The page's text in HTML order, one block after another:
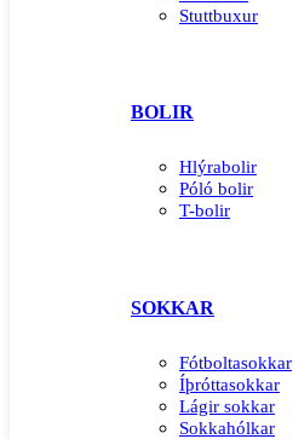
Stuttbuxur
BOLIR
Hlýrabolir
Póló bolir
T-bolir
SOKKAR
Fótboltasokkar
Íþróttasokkar
Lágir sokkar
Sokkahólkar